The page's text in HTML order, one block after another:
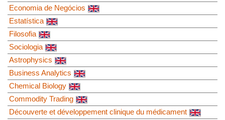
Economia de Negócios
Estatística
Filosofia
Sociologia
Astrophysics
Business Analytics
Chemical Biology
Commodity Trading
Découverte et développement clinique du médicament